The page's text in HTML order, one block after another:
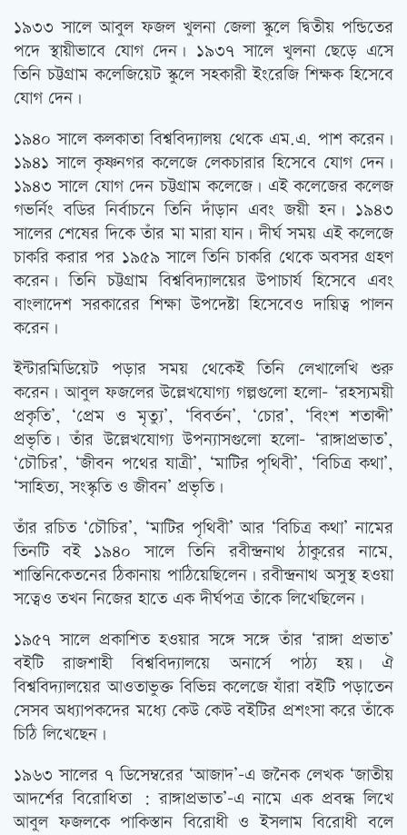
১৯৩৩ সালে আবুল ফজল খুলনা জেলা স্কুলে দ্বিতীয় পন্ডিতের
পদে স্থায়ীভাবে যোগ দেন। ১৯৩৭ সালে খুলনা ছেড়ে এসে
তিনি চট্টগ্রাম কলেজিয়েট স্কুলে সহকারী ইংরেজি শিক্ষক হিসেবে
যোগ দেন।
১৯৪০ সালে কলকাতা বিশ্ববিদ্যালয় থেকে এম.এ. পাশ করেন।
১৯৪১ সালে কৃষ্ণনগর কলেজে লেকচারার হিসেবে যোগ দেন।
১৯৪৩ সালে যোগ দেন চট্টগ্রাম কলেজে। এই কলেজের কলেজ
গভর্নিং বডির নির্বাচনে তিনি দাঁড়ান এবং জয়ী হন। ১৯৪৩
সালের শেষের দিকে তাঁর মা মারা যান। দীর্ঘ সময় এই কলেজে
চাকরি করার পর ১৯৫৯ সালে তিনি চাকরি থেকে অবসর গ্রহণ
করেন। তিনি চট্টগ্রাম বিশ্ববিদ্যালয়ের উপাচার্য হিসেবে এবং
বাংলাদেশ সরকারের শিক্ষা উপদেষ্টা হিসেবেও দায়িত্ব পালন
করেন।
ইন্টারমিডিয়েট পড়ার সময় থেকেই তিনি লেখালেখি শুরু
করেন। আবুল ফজলের উল্লেখযোগ্য গল্পগুলো হলো- ‘রহস্যময়ী
প্রকৃতি’, ‘প্রেম ও মৃত্যু’, ‘বিবর্তন’, ‘চোর’, ‘বিংশ শতাব্দী’
প্রভৃতি। তাঁর উল্লেখযোগ্য উপন্যাসগুলো হলো- ‘রাঙ্গাপ্রভাত’,
‘চৌচির’, ‘জীবন পথের যাত্রী’, ‘মাটির পৃথিবী’, ‘বিচিত্র কথা’,
‘সাহিত্য, সংস্কৃতি ও জীবন’ প্রভৃতি।
তাঁর রচিত ‘চৌচির’, ‘মাটির পৃথিবী’ আর ‘বিচিত্র কথা’ নামের
তিনটি বই ১৯৪০ সালে তিনি রবীন্দ্রনাথ ঠাকুরের নামে,
শান্তিনিকেতনের ঠিকানায় পাঠিয়েছিলেন। রবীন্দ্রনাথ অসুস্থ হওয়া
সত্বেও তখন নিজের হাতে এক দীর্ঘপত্র তাঁকে লিখেছিলেন।
১৯৫৭ সালে প্রকাশিত হওয়ার সঙ্গে সঙ্গে তাঁর ‘রাঙ্গা প্রভাত’
বইটি রাজশাহী বিশ্ববিদ্যালয়ে অনার্সে পাঠ্য হয়। ঐ
বিশ্ববিদ্যালয়ের আওতাভুক্ত বিভিন্ন কলেজে যাঁরা বইটি পড়াতেন
সেসব অধ্যাপকদের মধ্যে কেউ কেউ বইটির প্রশংসা করে তাঁকে
চিঠি লিখেছেন।
১৯৬৩ সালের ৭ ডিসেম্বরের ‘আজাদ’-এ জনৈক লেখক ‘জাতীয়
আদর্শের বিরোধিতা : রাঙ্গাপ্রভাত’-এ নামে এক প্রবন্ধ লিখে
আবুল ফজলকে পাকিস্তান বিরোধী ও ইসলাম বিরোধী বলে